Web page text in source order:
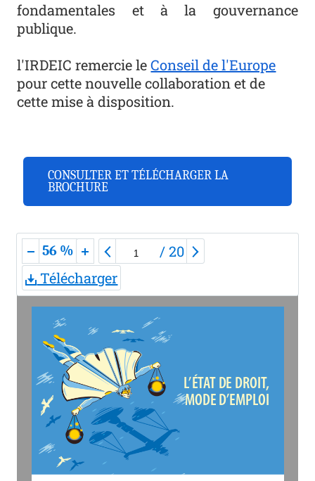
fondamentales et à la gouvernance
publique.
l'IRDEIC remercie leConseil de l'Europe
pour cette nouvelle collaboration et de
cette mise à disposition.
CONSULTER ET TÉLÉCHARGER LA
BROCHURE
56 % /20
Télécharger
L’ÉTAT DE DROIT,
MODE D’EMPLOI